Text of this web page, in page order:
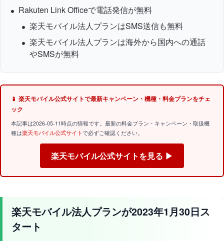
Rakuten Link Officeで電話発信が無料
楽天モバイル法人プランはSMS送信も無料
楽天モバイル法人プランは海外から国内への通話
やSMSが無料
📱 楽天モバイル公式サイトで最新キャンペーン・機種・料金プランをチェ
ック
本記事は2026-05-11時点の情報です。最新の料金プラン・キャンペーン・取扱機
種は楽天モバイル公式サイトで必ずご確認ください。
楽天モバイル公式サイトを見る ▶
楽天モバイル法人プランが2023年1月30日ス
タート